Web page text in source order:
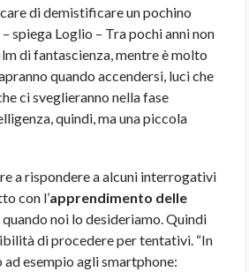
di demistificare un pochino
spiega Loglio – Tra pochi anni non
di fantascienza, mentre è molto
quando accendersi, luci che
ci sveglieranno nella fase
quindi, ma una piccola
a rispondere a alcuni interrogativi
con l’apprendimento delle
noi lo desideriamo. Quindi
di procedere per tentativi. “In
esempio agli smartphone: